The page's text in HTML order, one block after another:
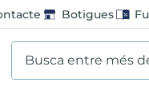
Botigues
Busca entre més de